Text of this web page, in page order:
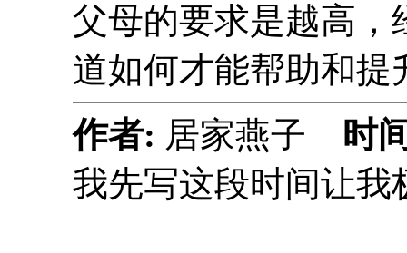
父母的要求是越高，
道如何才能帮助和提
作者: 居家燕子 时
我先写这段时间让我